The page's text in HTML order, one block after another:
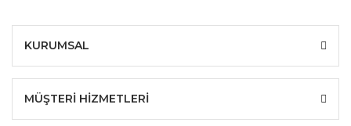
KURUMSAL
MÜŞTERİ HİZMETLERİ